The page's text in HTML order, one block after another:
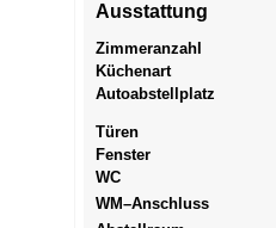
Ausstattung
Zimmeranzahl
Küchenart
Autoabstellplatz
Türen
Fenster
WC
WM–Anschluss